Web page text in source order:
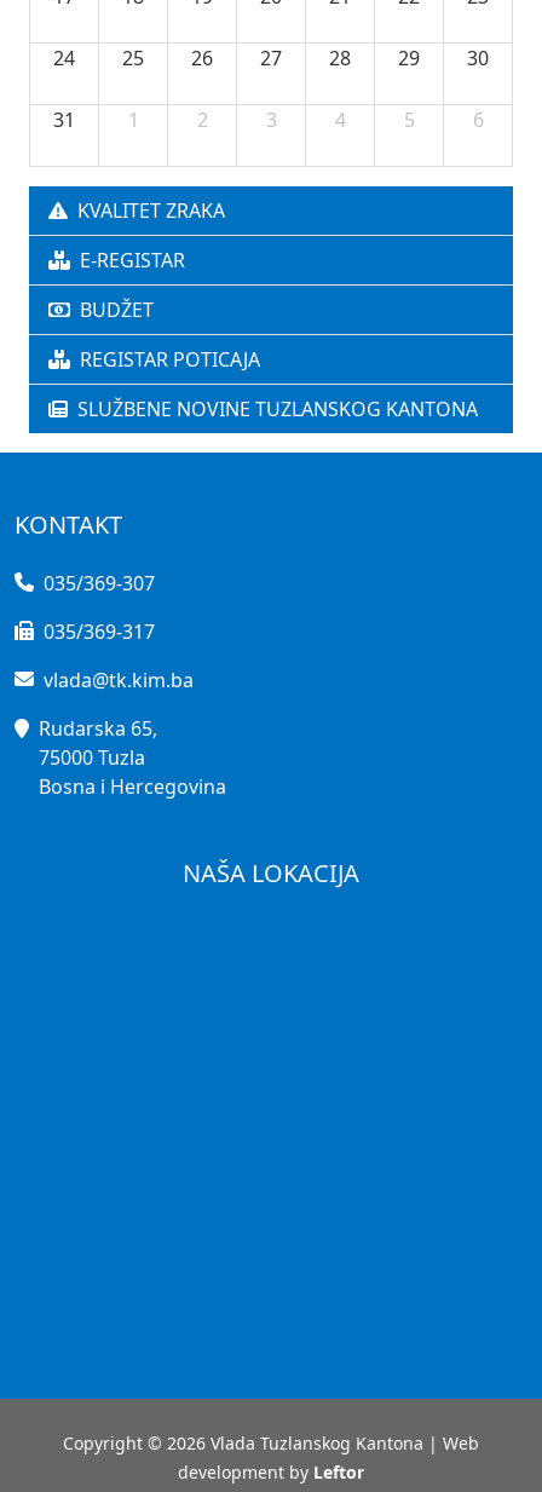
24 25 26 27 28 29 30
31 1 2 3 4 5 6
KVALITET ZRAKA
E-REGISTAR
BUDŽET
REGISTAR POTICAJA
SLUŽBENE NOVINE TUZLANSKOG KANTONA
KONTAKT
035/369-307
035/369-317
vlada@tk.kim.ba
Rudarska 65,
75000 Tuzla
Bosna i Hercegovina
NAŠA LOKACIJA
Copyright © 2026 Vlada Tuzlanskog Kantona | Web
development by Leftor